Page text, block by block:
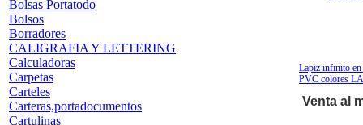
Bolsas Portatodo
Bolsos
Borradores
CALIGRAFIA Y LETTERING
Calculadoras
Carpetas
Carteles
Carteras,portadocumentos
Cartulinas
Lapiz infinito en
PVC colores
Venta al